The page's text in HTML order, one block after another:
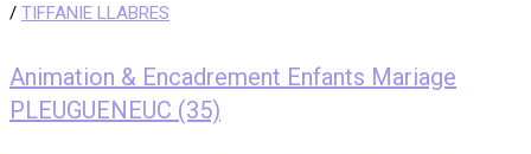
/ TIFFANIE LLABRES
Animation & Encadrement Enfants Mariage
PLEUGUENEUC (35)